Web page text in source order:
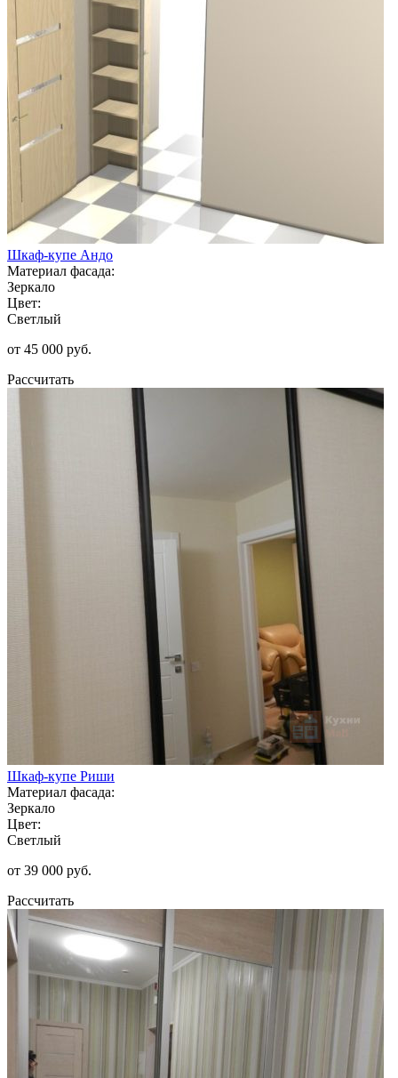
Шкаф-купе Андо
Материал фасада:
Зеркало
Цвет:
Светлый
от 45 000 руб.
Рассчитать
Шкаф-купе Риши
Материал фасада:
Зеркало
Цвет:
Светлый
от 39 000 руб.
Рассчитать